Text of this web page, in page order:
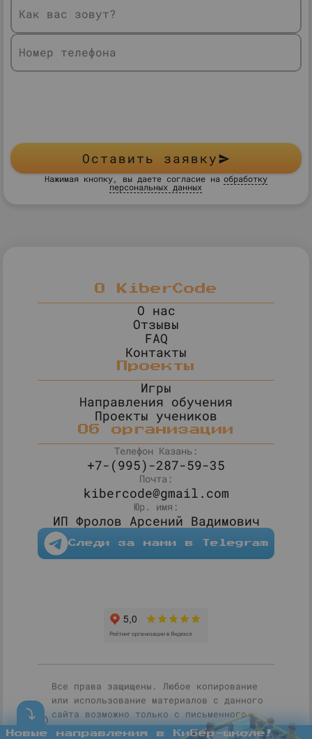
Новые направления в Кибер-школе!
Как вас зовут?
Номер телефона
Оставить заявку
Нажимая кнопку, вы даете согласие на обработку
персональных данных
О KiberCode
О нас
Отзывы
FAQ
Контакты
Проекты
Игры
Направления обучения
Проекты учеников
Об организации
Телефон Казань:
+7-(995)-287-59-35
Почта:
kibercode@gmail.com
Юр. имя:
ИП Фролов Арсений Вадимович
Следи за нами в Telegram
Все права защищены. Любое копирование
или использование материалов с данного
сайта возможно только с письменного
согласия правообладателя. Мы благодарим